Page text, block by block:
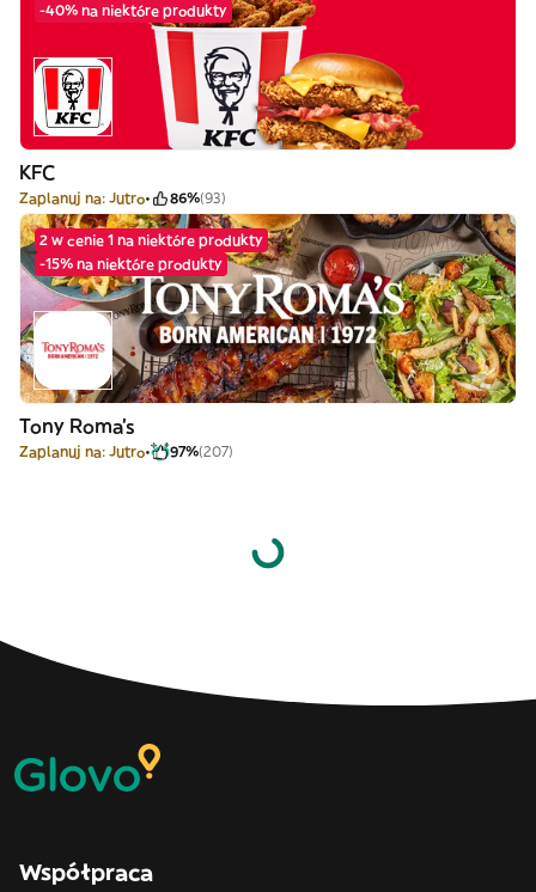
-40% na niektóre produkty
KFC
Zaplanuj na: Jutro 86%(93)
2 w cenie 1 na niektóre produkty
-15% na niektóre produkty
Tony Roma's
Zaplanuj na: Jutro 97%(207)
Współpraca